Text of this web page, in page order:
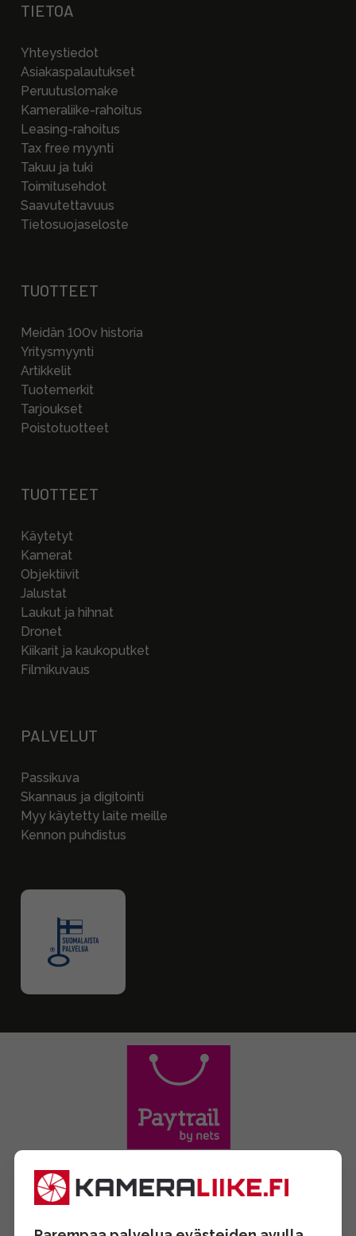
TIETOA
Yhteystiedot
Asiakaspalautukset
Peruutuslomake
Kameraliike-rahoitus
Leasing-rahoitus
Tax free myynti
Takuu ja tuki
Toimitusehdot
Saavutettavuus
Tietosuojaseloste
TUOTTEET
Meidän 100v historia
Yritysmyynti
Artikkelit
Tuotemerkit
Tarjoukset
Poistotuotteet
TUOTTEET
Käytetyt
Kamerat
Objektiivit
Jalustat
Laukut ja hihnat
Dronet
Kiikarit ja kaukoputket
Filmikuvaus
PALVELUT
Passikuva
Skannaus ja digitointi
Myy käytetty laite meille
Kennon puhdistus